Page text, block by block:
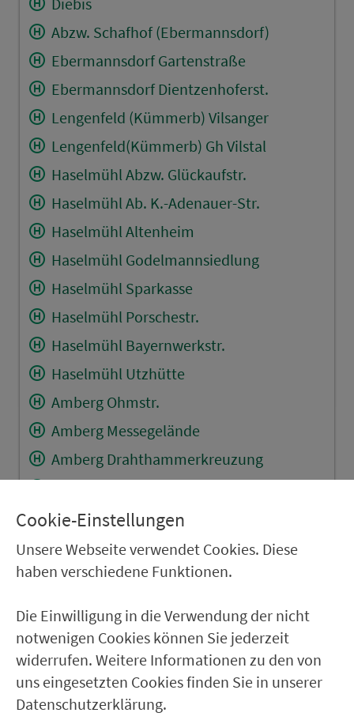
Abzw. Schafhof (Ebermannsdorf)
Ebermannsdorf Gartenstraße
Ebermannsdorf Dientzenhoferst.
Lengenfeld (Kümmerb) Vilsanger
Lengenfeld(Kümmerb) Gh Vilstal
Haselmühl Abzw. Glückaufstr.
Haselmühl Ab. K.-Adenauer-Str.
Haselmühl Altenheim
Haselmühl Godelmannsiedlung
Haselmühl Sparkasse
Haselmühl Porschestr.
Haselmühl Bayernwerkstr.
Haselmühl Utzhütte
Amberg Ohmstr.
Amberg Messegelände
Amberg Drahthammerkreuzung
Amberg Sandstr.
Amberg Altenheim Bürgerspital
Amberg Kurfürstenbad
Amberg M.-R.-Gym./OTH
Amberg Realschule
Amberg Maxplatz
Cookie-Einstellungen
Unsere Webseite verwendet Cookies. Diese
haben verschiedene Funktionen.
Die Einwilligung in die Verwendung der nicht
notwenigen Cookies können Sie jederzeit
widerrufen. Weitere Informationen zu den von
uns eingesetzten Cookies finden Sie in unserer
Datenschutzerklärung.